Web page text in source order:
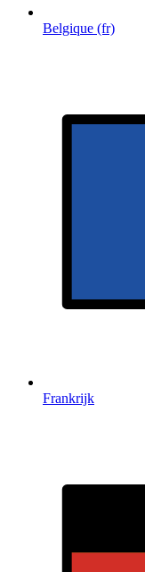
Belgique (fr)
Frankrijk